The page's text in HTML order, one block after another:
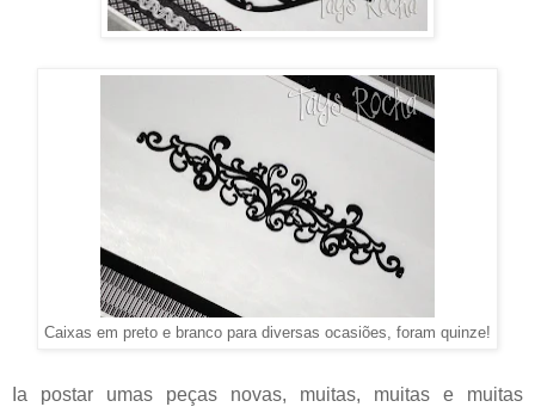
Caixas em preto e branco para diversas ocasiões, foram quinze!
Ia postar umas peças novas, muitas, muitas e muitas